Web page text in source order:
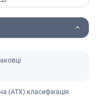
(АТХ) класифікація